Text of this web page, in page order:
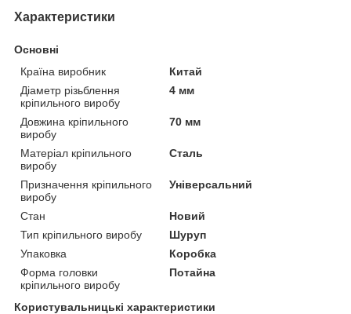
Характеристики
Основні
Країна виробник
Китай
Діаметр різьблення
кріпильного виробу
4 мм
Довжина кріпильного
виробу
70 мм
Матеріал кріпильного
виробу
Сталь
Призначення кріпильного
виробу
Універсальний
Стан
Новий
Тип кріпильного виробу
Шуруп
Упаковка
Коробка
Форма головки
кріпильного виробу
Потайна
Користувальницькі характеристики